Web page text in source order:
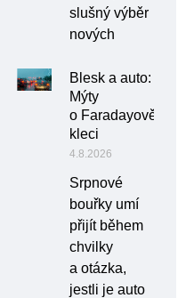
slušný výběr
nových
Blesk a auto:
Mýty
o Faradayově
kleci
4.8.2026
Srpnové
bouřky umí
přijít během
chvilky
a otázka,
jestli je auto